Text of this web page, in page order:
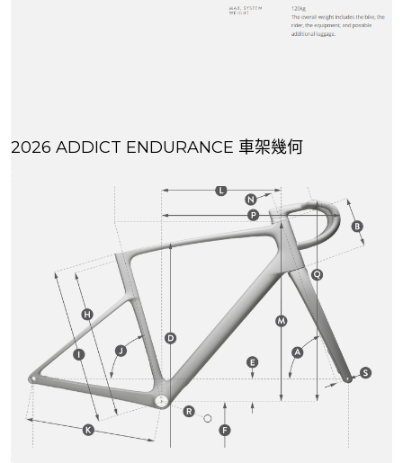
2026 ADDICT ENDURANCE 車架幾何